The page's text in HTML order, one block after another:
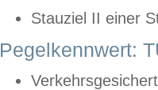
Stauziel II einer
Pegelkennwert: